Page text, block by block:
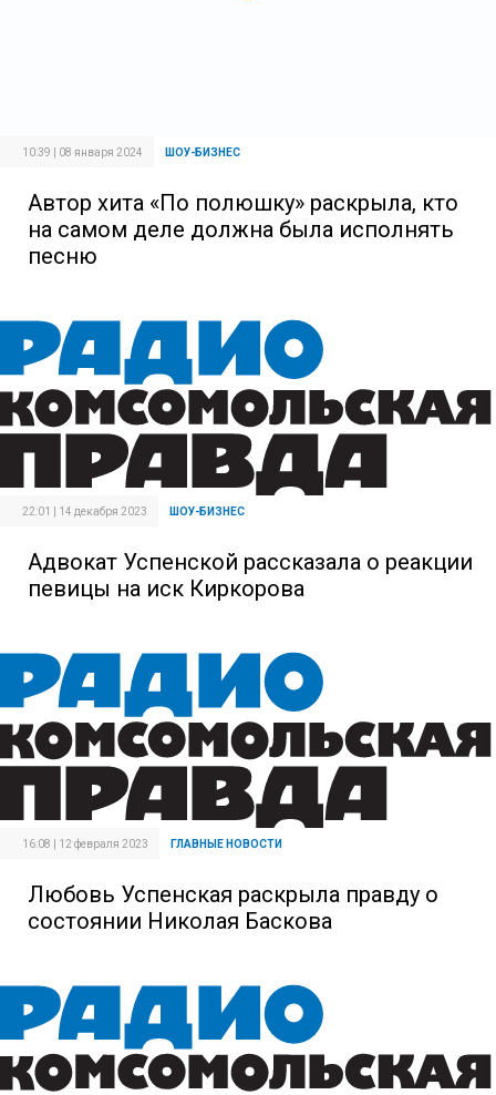
10:39 | 08 января 2024 ШОУ-БИЗНЕС
Автор хита «По полюшку» раскрыла, кто
на самом деле должна была исполнять
песню
22:01 | 14 декабря 2023 ШОУ-БИЗНЕС
Адвокат Успенской рассказала о реакции
певицы на иск Киркорова
16:08 | 12 февраля 2023 ГЛАВНЫЕ НОВОСТИ
Любовь Успенская раскрыла правду о
состоянии Николая Баскова